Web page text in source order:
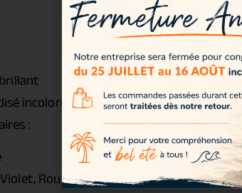
incolore
:
Rouge